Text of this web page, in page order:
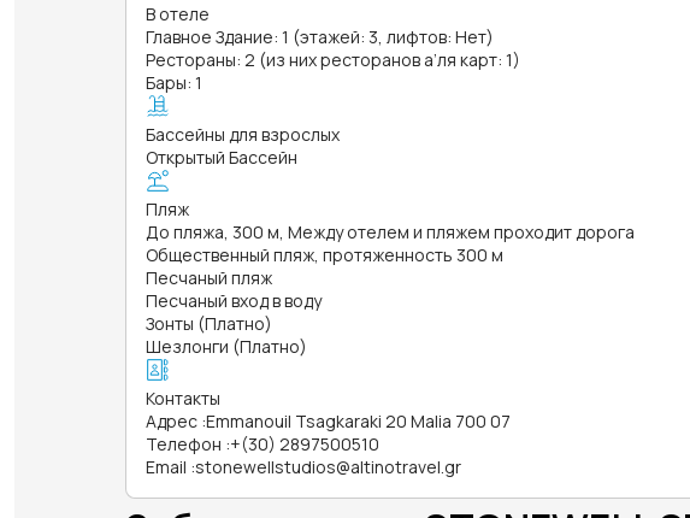
В отеле
Главное Здание: 1 (этажей: 3, лифтов: Нет)
Рестораны: 2 (из них ресторанов а’ля карт: 1)
Бары: 1
Бассейны для взрослых
Открытый Бассейн
Пляж
До пляжа, 300 м, Между отелем и пляжем проходит дорога
Общественный пляж, протяженность 300 м
Песчаный пляж
Песчаный вход в воду
Зонты (Платно)
Шезлонги (Платно)
Контакты
Адрес :Emmanouil Tsagkaraki 20 Malia 700 07
Телефон :+(30) 2897500510
Email :stonewellstudios@altinotravel.gr